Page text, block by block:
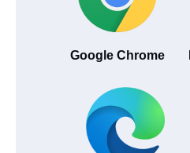
Google Chrome